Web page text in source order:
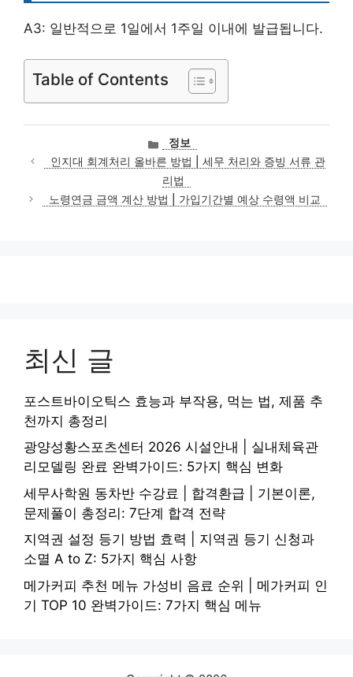
A3: 일반적으로 1일에서 1주일 이내에 발급됩니다.
Table of Contents
카
테
고
리
정보
인지대 회계처리 올바른 방법 | 세무 처리와 증빙 서류 관
리법
노령연금 금액 계산 방법 | 가입기간별 예상 수령액 비교
최신 글
포스트바이오틱스 효능과 부작용, 먹는 법, 제품 추
천까지 총정리
광양성황스포츠센터 2026 시설안내 | 실내체육관
리모델링 완료 완벽가이드: 5가지 핵심 변화
세무사학원 동차반 수강료 | 합격환급 | 기본이론,
문제풀이 총정리: 7단계 합격 전략
지역권 설정 등기 방법 효력 | 지역권 등기 신청과
소멸 A to Z: 5가지 핵심 사항
메가커피 추천 메뉴 가성비 음료 순위 | 메가커피 인
기 TOP 10 완벽가이드: 7가지 핵심 메뉴